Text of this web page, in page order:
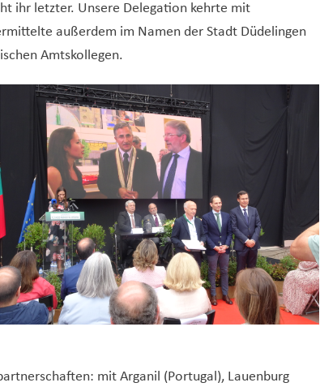
ihr letzter. Unsere Delegation kehrte mit
außerdem im Namen der Stadt Düdelingen
Amtskollegen.
mit Arganil (Portugal), Lauenburg